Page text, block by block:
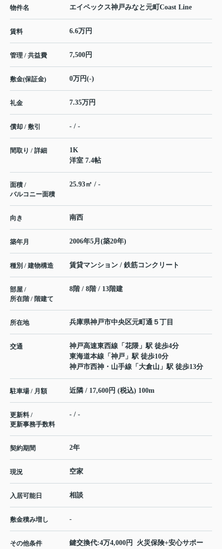
物件名 エイペックス神戸みなと元町Coast Line
賃料 6.6万円
管理 / 共益費 7,500円
敷金(保証金) 0万円(-)
礼金 7.35万円
償却 / 敷引 - / -
間取り / 詳細
1K
洋室 7.4帖
面積 /
バルコニー面積
25.93㎡ / -
向き 南西
築年月 2006年5月(築20年)
種別 / 建物構造 賃貸マンション / 鉄筋コンクリート
部屋 /
所在階 / 階建て
8階 / 8階 / 13階建
所在地 兵庫県神戸市中央区元町通 ５丁目
交通 神戸高速東西線 「 花隈 」駅 徒歩4分
東海道本線 「 神戸 」駅 徒歩10分
神戸市西神・山手線 「 大倉山 」駅 徒歩13分
駐車場 / 月額 近隣 / 17,600円 (税込) 100m
更新料 /
更新事務手数料
- / -
契約期間 2年
現況 空家
入居可能日 相談
敷金積み増し -
その他条件
鍵交換代:4万4,000円 火災保険+安心サポー